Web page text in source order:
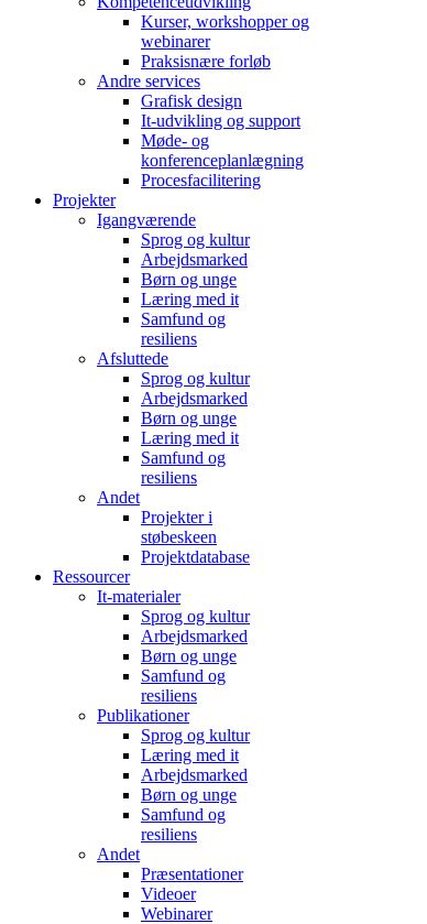
Kurser, workshopper og
webinarer
Praksisnære forløb
Andre services
Grafisk design
It-udvikling og support
Møde- og
konferenceplanlægning
Procesfacilitering
Projekter
Igangværende
Sprog og kultur
Arbejdsmarked
Børn og unge
Læring med it
Samfund og
resiliens
Afsluttede
Sprog og kultur
Arbejdsmarked
Børn og unge
Læring med it
Samfund og
resiliens
Andet
Projekter i
støbeskeen
Projektdatabase
Ressourcer
It-materialer
Sprog og kultur
Arbejdsmarked
Børn og unge
Samfund og
resiliens
Publikationer
Sprog og kultur
Læring med it
Arbejdsmarked
Børn og unge
Samfund og
resiliens
Andet
Præsentationer
Videoer
Webinarer